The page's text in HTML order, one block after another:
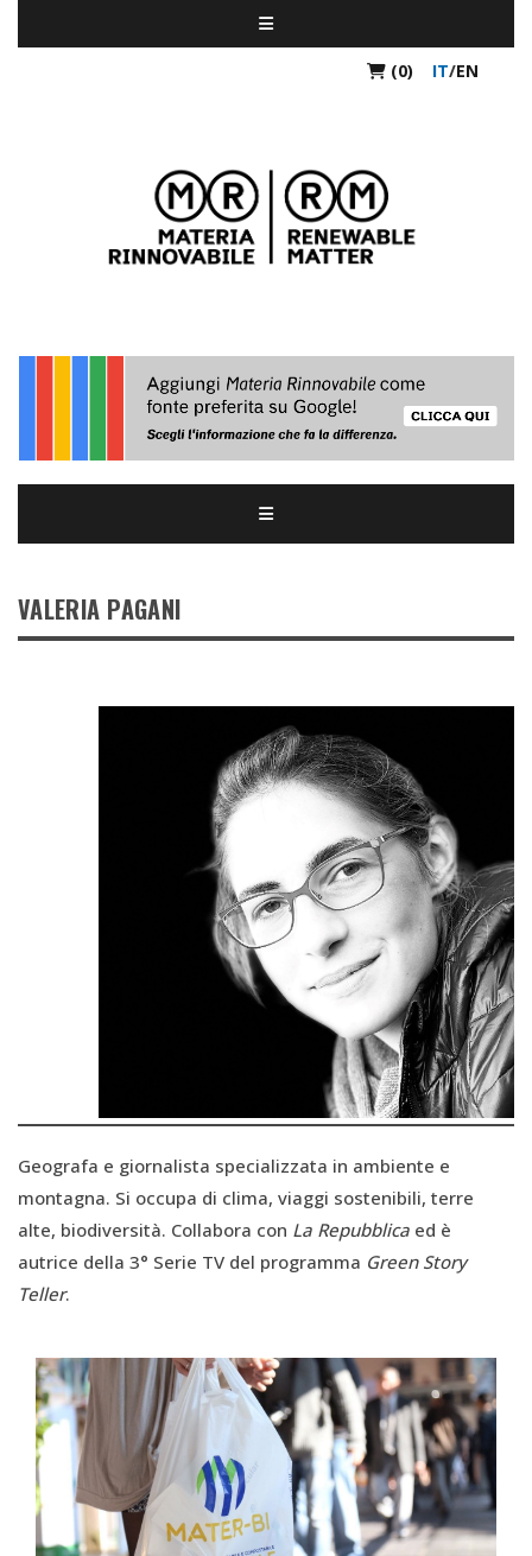
(0) IT/EN
VALERIA PAGANI
Geografa e giornalista specializzata in ambiente e
montagna. Si occupa di clima, viaggi sostenibili, terre
alte, biodiversità. Collabora con La Repubblica ed è
autrice della 3° Serie TV del programma Green Story
Teller.